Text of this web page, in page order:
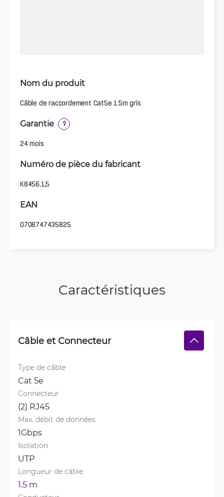
Nom du produit
Câble de raccordement Cat5e 1.5m gris
Garantie ?
24 mois
Numéro de pièce du fabricant
K8456.1,5
EAN
0708747435825
Caractéristiques
Câble et Connecteur
Type de câble
Cat 5e
Connecteur
(2) RJ45
Max. débit de données
1Gbps
Isolation
UTP
Longueur de câble
1.5 m